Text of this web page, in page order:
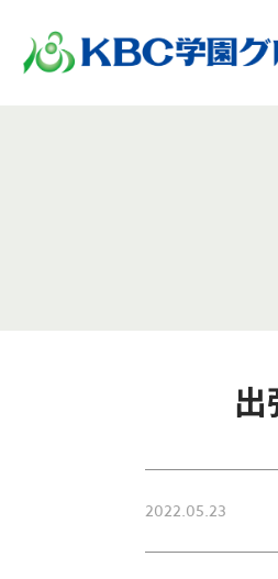
2022.05.23